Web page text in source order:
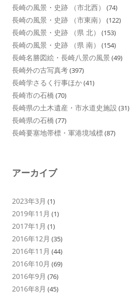
長崎の風景・史跡 （市北西） (74)
長崎の風景・史跡 （市東南） (122)
長崎の風景・史跡 （県 北） (153)
長崎の風景・史跡 （県 南） (154)
長崎名勝図絵・長崎八景の風景 (49)
長崎外の古写真考(397)
長崎学さるく行事ほか(41)
長崎市の石橋 (70)
長崎県の土木遺産・市水道史施設 (31)
長崎県の石橋 (77)
長崎要塞地帯標・軍港境域標(87)
アーカイブ
2023年3月 (1)
2019年11月 (1)
2017年1月 (1)
2016年12月 (35)
2016年11月 (44)
2016年10月 (69)
2016年9月 (76)
2016年8月 (45)